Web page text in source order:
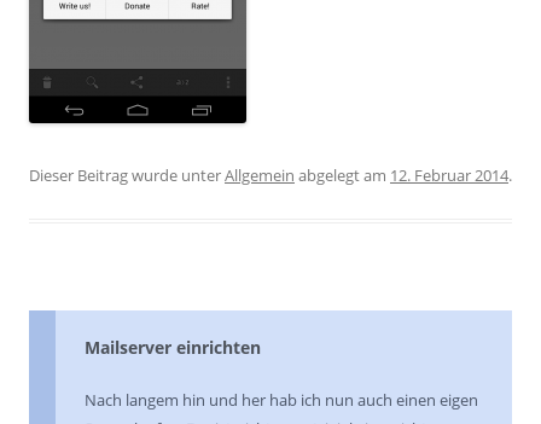
Dieser Beitrag wurde unterAllgemein abgelegt am 12. Februar 2014.
Mailserver einrichten
Nach langem hin und her hab ich nun auch einen eigen